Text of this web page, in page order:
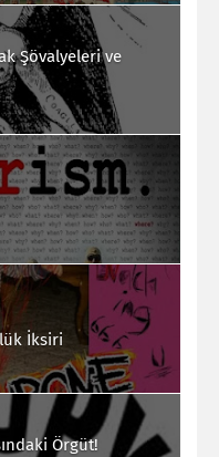
Şövalyeleri ve
İksiri
Örgüt!